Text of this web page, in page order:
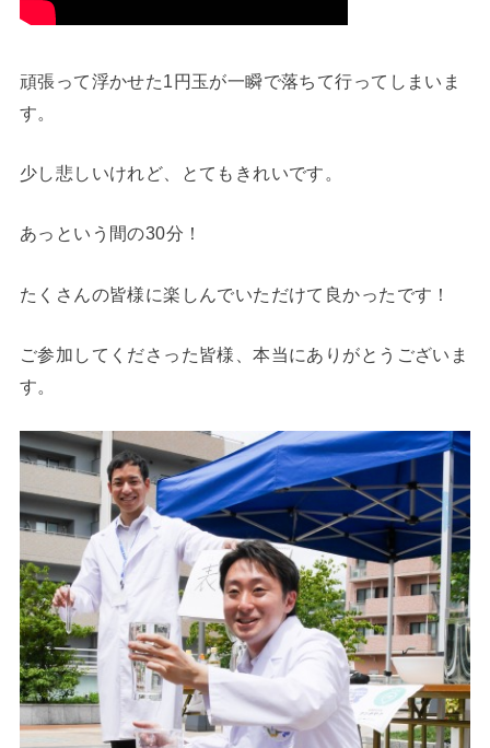
頑張って浮かせた1円玉が一瞬で落ちて行ってしまいま
す。
少し悲しいけれど、とてもきれいです。
あっという間の30分！
たくさんの皆様に楽しんでいただけて良かったです！
ご参加してくださった皆様、本当にありがとうございま
す。